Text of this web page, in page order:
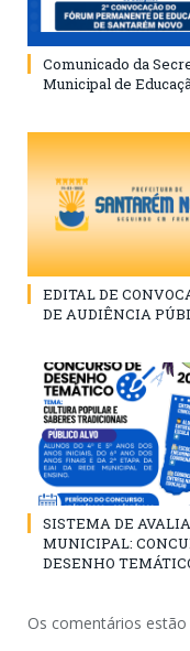
Comunicado da
Municipal de
EDITAL DE
DE AUDIÊNCIA
SISTEMA DE
MUNICIPAL:
DESENHO
Os comentários estão